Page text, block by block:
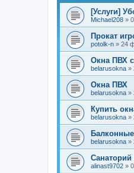
[Услуги]
Michael208 »
Прокат
potolk-n » 24
Окна ПВХ
belarusokna »
Окна ПВХ
belarusokna »
Купить
belarusokna »
belarusokna »
alinast9702 »